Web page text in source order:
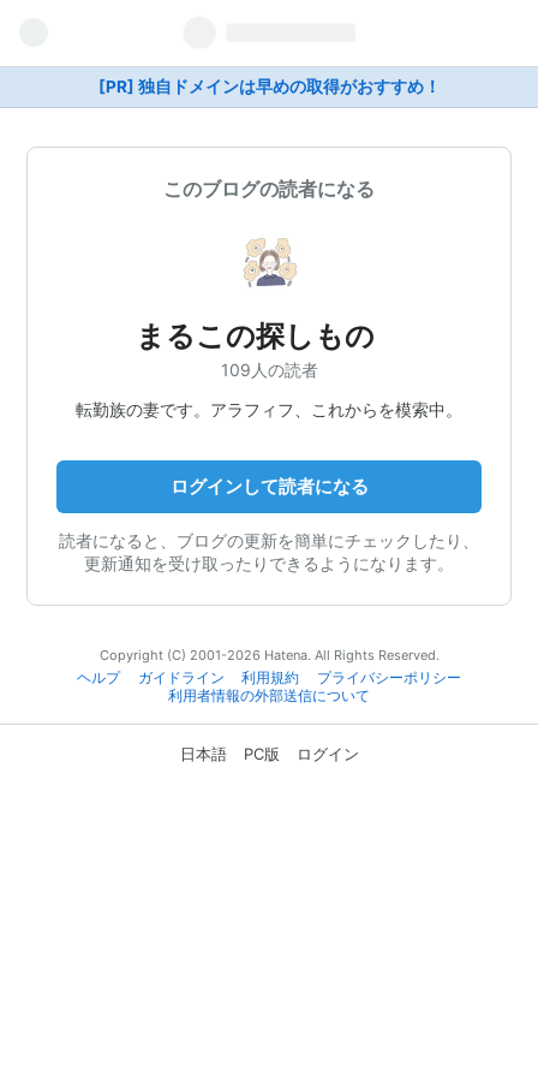
[PR] 独自ドメインは早めの取得がおすすめ！
このブログの読者になる
まるこの探しもの
109人の読者
転勤族の妻です。アラフィフ、これからを模索中。
ログインして読者になる
読者になると、ブログの更新を簡単にチェックしたり、
更新通知を受け取ったりできるようになります。
Copyright (C) 2001-2026 Hatena. All Rights Reserved.
ヘルプ
ガイドライン 利用規約
プライバシーポリシー
利用者情報の外部送信について
日本語 PC版 ログイン